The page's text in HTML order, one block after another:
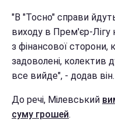
"В "Тосно" справи
виходу в Прем'єр-Лігу
з фінансової сторони,
задоволені,
все вийде", - додав він.
До речі, Мілевський
суму грошей.